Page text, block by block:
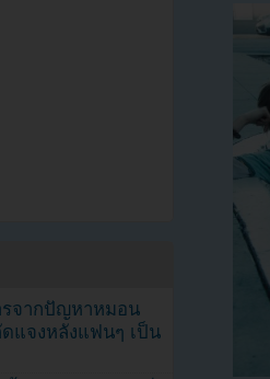
รจากปัญหาหมอน
แจงหลังแฟนๆ เป็น